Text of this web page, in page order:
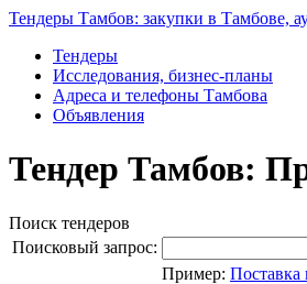
Тендеры Тамбов: закупки в Тамбове,
Тендеры
Исследования, бизнес-планы
Адреса и телефоны Тамбова
Объявления
Тендер Тамбов:
Поиск тендеров
Поисковый запрос:
Пример: Поставка